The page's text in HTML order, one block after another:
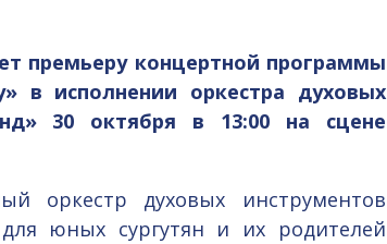
премьеру концертной программы
в исполнении оркестра духовых
30 октября в 13:00 на сцене
оркестр духовых инструментов
для юных сургутян и их родителей